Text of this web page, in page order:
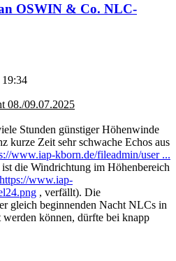
OSWIN & Co. NLC-
08./09.07.2025
Stunden günstiger Höhenwinde
kurze Zeit sehr schwache Echos aus
www.iap-kborn.de/fileadmin/user ...
die Windrichtung im Höhenbereich
https://www.iap-
, verfällt). Die
gleich beginnenden Nacht NLCs in
können, dürfte bei knapp